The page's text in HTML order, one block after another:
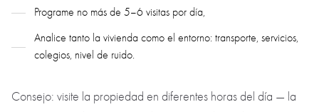
Programe no más de 5–6 visitas por día,
Analice tanto la vivienda como el entorno: transporte, servicios,
colegios, nivel de ruido.
Consejo: visite la propiedad en diferentes horas del día — la